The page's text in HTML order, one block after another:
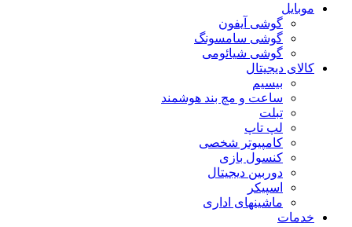
موبایل
گوشی آیفون
گوشی سامسونگ
گوشی شیائومی
کالای دیجیتال
بیسیم
ساعت و مچ بند هوشمند
تبلت
لپ تاپ
کامپیوتر شخصی
کنسول بازی
دوربین دیجیتال
اسپیکر
ماشینهای اداری
خدمات